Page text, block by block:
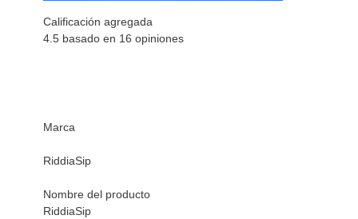
Calificación agregada
4.5 basado en 16 opiniones
Marca
RiddiaSip
Nombre del producto
RiddiaSip